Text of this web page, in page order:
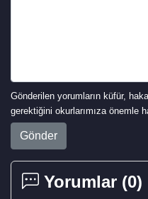
Gönderilen yorumların küfür,
gerektiğini okurlarımıza önemle
Gönder
Yorumlar (0)